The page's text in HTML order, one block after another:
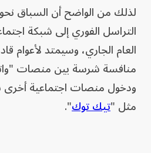
لذلك من الواضح أن السباق
التراسل الفوري إلى شبكة
العام الجاري، وسيمتد لأعوام
منافسة شرسة بين منصات
ودخول منصات اجتماعية أخرى
مثل "تيك توك".